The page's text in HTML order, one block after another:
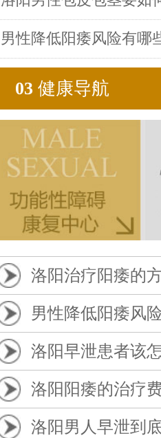
男性降低阳痿风险有哪
03 健康导航
洛阳治疗阳痿的
男性降低阳痿风
洛阳早泄患者该
洛阳阳痿的治疗
洛阳男人早泄到